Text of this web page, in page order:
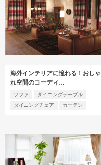
海外インテリアに憧れる！おしゃ
れ空間のコーディ…
ソファ
ダイニングテーブル
ダイニングチェア
カーテン